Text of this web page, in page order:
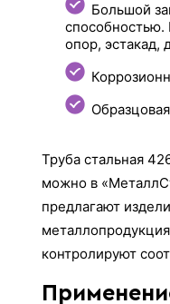
Большой
способностью.
опор, эстакад,
Труба стальная
можно в
предлагают
контролируют